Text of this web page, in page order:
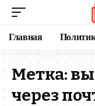
Главная
Метка:
через